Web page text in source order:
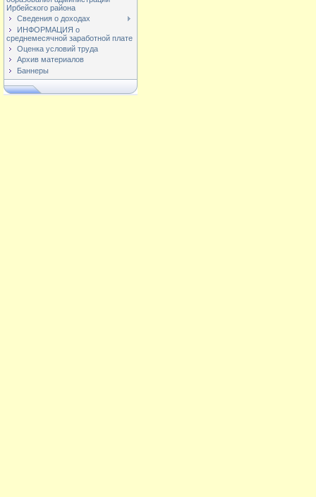
Ирбейского района
Сведения о доходах
ИНФОРМАЦИЯ о
среднемесячной заработной плате
Оценка условий труда
Архив материалов
Баннеры